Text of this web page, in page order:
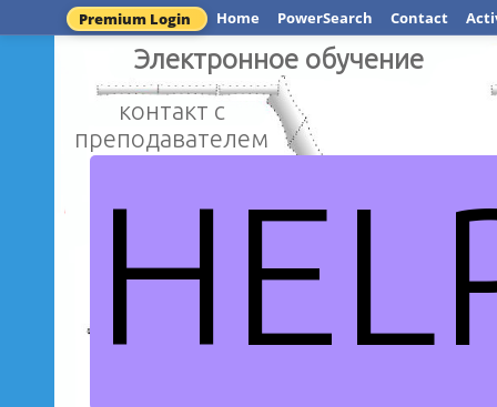
Premium Login Home PowerSearch Contact
Электронное обучение
контакт с
преподавателем
выбрать
Подтверждение